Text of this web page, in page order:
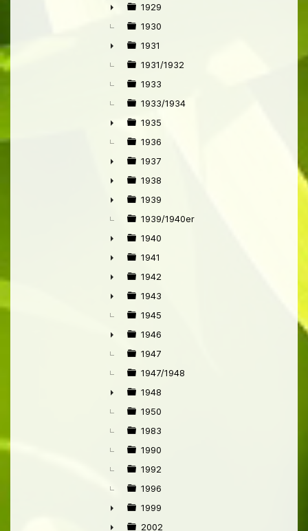
►
1929
1930
►
1931
1931/1932
1933
1933/1934
►
1935
1936
►
1937
►
1938
►
1939
1939/1940er
►
1940
►
1941
►
1942
►
1943
1945
►
1946
1947
1947/1948
►
1948
1950
1983
1990
1992
1996
►
1999
2002